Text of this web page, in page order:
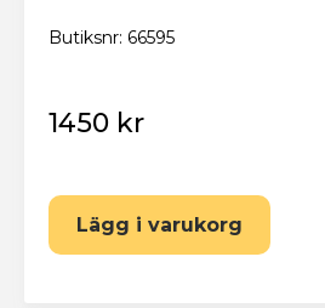
Butiksnr: 66595
1450 kr
Lägg i varukorg